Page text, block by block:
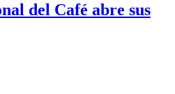
del Café abre sus